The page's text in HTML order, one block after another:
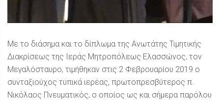
Με το διάσημα και το δίπλωμα της Ανωτάτης Τιμητικής
Διακρίσεως της Ιεράς Μητροπόλεως Ελασσώνος, τον
Μεγαλόσταυρο, τιμήθηκαν στις 2 Φεβρουαρίου 2019 ο
συνταξιούχος τυπικά ιερέας, πρωτοπρεσβύτερος π.
Νικόλαος Πνευματικός, ο οποίος ως και σήμερα παρόλου